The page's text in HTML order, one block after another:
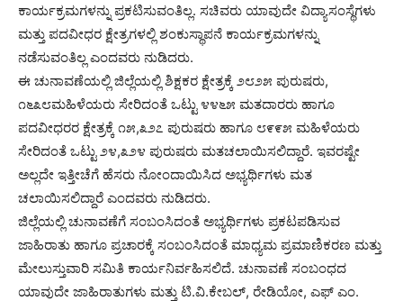
ಕಾರ್ಯಕ್ರಮಗಳನ್ನು ಪ್ರಕಟಿಸುವಂತಿಲ್ಲ. ಸಚಿವರು ಯಾವುದೇ ವಿದ್ಯಾಸಂಸ್ಥೆಗಳು
ಮತ್ತು ಪದವೀಧರ ಕ್ಷೇತ್ರಗಳಲ್ಲಿ ಶಂಕುಸ್ಥಾಪನೆ ಕಾರ್ಯಕ್ರಮಗಳನ್ನು
ನಡೆಸುವಂತಿಲ್ಲ ಎಂದವರು ನುಡಿದರು.
ಈ ಚುನಾವಣೆಯಲ್ಲಿ ಜಿಲ್ಲೆಯಲ್ಲಿ ಶಿಕ್ಷಕರ ಕ್ಷೇತ್ರಕ್ಕೆ ೨೮೨೫ ಪುರುಷರು,
೧೬೩೮ಮಹಿಳೆಯರು ಸೇರಿದಂತೆ ಒಟ್ಟು ೪೪೬೫ ಮತದಾರರು ಹಾಗೂ
ಪದವೀಧರರ ಕ್ಷೇತ್ರಕ್ಕೆ ೧೫,೩೨೭ ಪುರುಷರು ಹಾಗೂ ೮೯೯೫ ಮಹಿಳೆಯರು
ಸೇರಿದಂತೆ ಒಟ್ಟು ೨೪,೩೨೪ ಪುರುಷರು ಮತಚಲಾಯಿಸಲಿದ್ದಾರೆ. ಇವರಷ್ಟೇ
ಅಲ್ಲದೇ ಇತ್ತೀಚೆಗೆ ಹೆಸರು ನೋಂದಾಯಿಸಿದ ಅಭ್ಯರ್ಥಿಗಳು ಮತ
ಚಲಾಯಿಸಲಿದ್ದಾರೆ ಎಂದವರು ನುಡಿದರು.
ಜಿಲ್ಲೆಯಲ್ಲಿ ಚುನಾವಣೆಗೆ ಸಂಬಂಸಿದಂತೆ ಅಭ್ಯರ್ಥಿಗಳು ಪ್ರಕಟಪಡಿಸುವ
ಜಾಹಿರಾತು ಹಾಗೂ ಪ್ರಚಾರಕ್ಕೆ ಸಂಬಂಸಿದಂತೆ ಮಾಧ್ಯಮ ಪ್ರಮಾಣಿಕರಣ ಮತ್ತು
ಮೇಲುಸ್ತುವಾರಿ ಸಮಿತಿ ಕಾರ್ಯನಿರ್ವಹಿಸಲಿದೆ. ಚುನಾವಣೆ ಸಂಬಂಧದ
ಯಾವುದೇ ಜಾಹಿರಾತುಗಳು ಮತ್ತು ಟಿ.ವಿ.ಕೇಬಲ್, ರೇಡಿಯೋ, ಎಫ್ ಎಂ.